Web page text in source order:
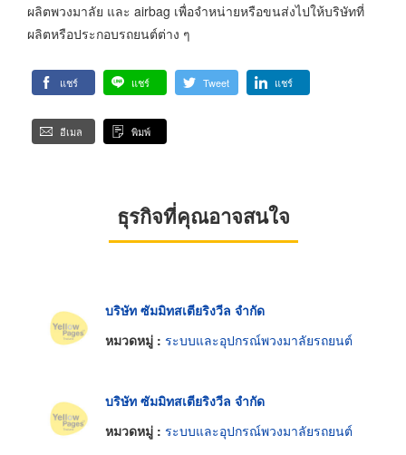
ผลิตพวงมาลัย และ airbag เพื่อจำหน่ายหรือขนส่งไปให้บริษัทที่
ผลิตหรือประกอบรถยนต์ต่าง ๆ
แชร์ แชร์ Tweet แชร์
อีเมล พิมพ์
ธุรกิจที่คุณอาจสนใจ
บริษัท ซัมมิทสเตียริงวีล จำกัด
หมวดหมู่ : ระบบและอุปกรณ์พวงมาลัยรถยนต์
บริษัท ซัมมิทสเตียริงวีล จำกัด
หมวดหมู่ : ระบบและอุปกรณ์พวงมาลัยรถยนต์